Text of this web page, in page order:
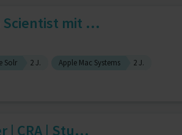
Scientist mit ...
Solr 2 J. Apple Mac Systems
2 J.
| CRA | Stu...